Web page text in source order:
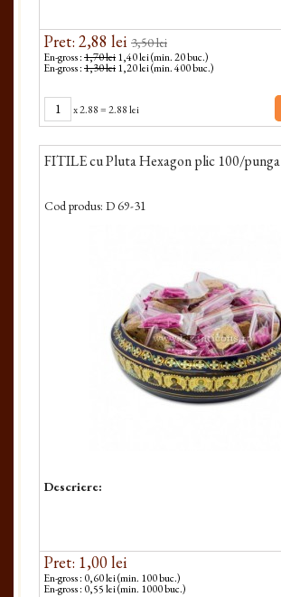
Pret: 2,88 lei 3,50 lei
En-gross :1,70 lei1,40 lei (min. 20 buc.)
En-gross :1,30 lei1,20 lei (min. 400 buc.)
x2.88=2.88 lei
FITILE cu Pluta Hexagon plic 100/punga
Cod produs: D 69-31
Descriere:
Pret: 1,00 lei
En-gross : 0,60 lei (min. 100 buc.)
En-gross : 0,55 lei (min. 1000 buc.)